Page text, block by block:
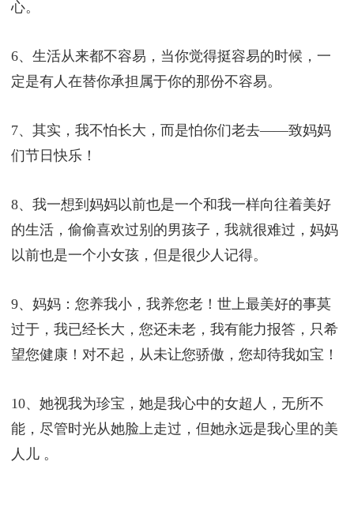
心。
6、生活从来都不容易，当你觉得挺容易的时候，一
定是有人在替你承担属于你的那份不容易。
7、其实，我不怕长大，而是怕你们老去——致妈妈
们节日快乐！
8、我一想到妈妈以前也是一个和我一样向往着美好
的生活，偷偷喜欢过别的男孩子，我就很难过，妈妈
以前也是一个小女孩，但是很少人记得。
9、妈妈：您养我小，我养您老！世上最美好的事莫
过于，我已经长大，您还未老，我有能力报答，只希
望您健康！对不起，从未让您骄傲，您却待我如宝！
10、她视我为珍宝，她是我心中的女超人，无所不
能，尽管时光从她脸上走过，但她永远是我心里的美
人儿 。